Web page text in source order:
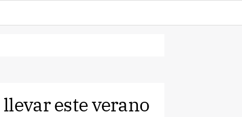
este verano